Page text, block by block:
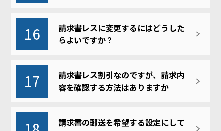
16
請求書レスに変更するにはどうした
らよいですか？
17
請求書レス割引なのですが、請求内
容を確認する方法はありますか
請求書の郵送を希望する設定にして